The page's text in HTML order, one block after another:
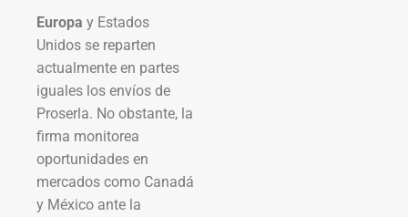
Europa y Estados
Unidos se reparten
actualmente en partes
iguales los envíos de
Proserla. No obstante, la
firma monitorea
oportunidades en
mercados como Canadá
y México ante la